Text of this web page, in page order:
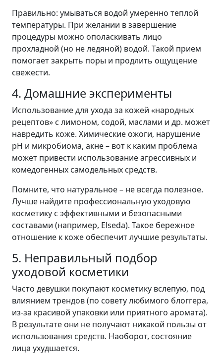
Правильно: умываться водой умеренно теплой
температуры. При желании в завершение
процедуры можно ополаскивать лицо
прохладной (но не ледяной) водой. Такой прием
помогает закрыть поры и продлить ощущение
свежести.
4. Домашние эксперименты
Использование для ухода за кожей «народных
рецептов» с лимоном, содой, маслами и др. может
навредить коже. Химические ожоги, нарушение
pH и микробиома, акне – вот к каким проблема
может привести использование агрессивных и
комедогенных самодельных средств.
Помните, что натуральное – не всегда полезное.
Лучше найдите профессиональную уходовую
косметику с эффективными и безопасными
составами (например, Elseda). Такое бережное
отношение к коже обеспечит лучшие результаты.
5. Неправильный подбор
уходовой косметики
Часто девушки покупают косметику вслепую, под
влиянием трендов (по совету любимого блоггера,
из-за красивой упаковки или приятного аромата).
В результате они не получают никакой пользы от
использования средств. Наоборот, состояние
лица ухудшается.